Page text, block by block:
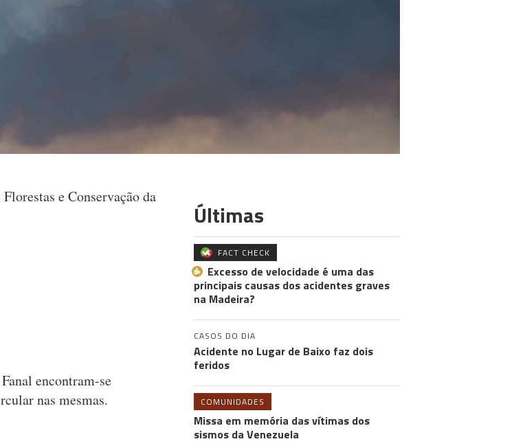
e Conservação da
encontram-se
nas mesmas.
Últimas
FACT CHECK
Excesso de velocidade é uma das
principais causas dos acidentes graves
na Madeira?
CASOS DO DIA
Acidente no Lugar de Baixo faz dois
feridos
COMUNIDADES
Missa em memória das vítimas dos
sismos da Venezuela